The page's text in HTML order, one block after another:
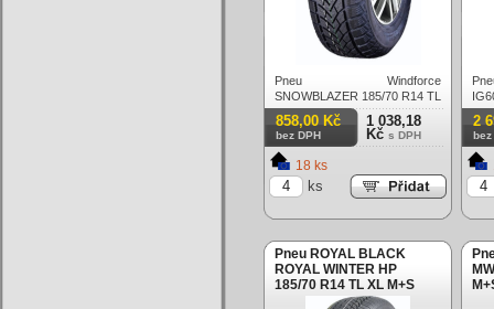
Pneu Windforce
SNOWBLAZER 185/70 R14 TL
XL M+S 3PMSF 92T Zimní
858,00 Kč
bez DPH
1 038,18
Kč s DPH
18 ks
ks
2
bez
Pneu ROYAL BLACK
ROYAL WINTER HP
185/70 R14 TL XL M+S
3PMSF 92T Zimní